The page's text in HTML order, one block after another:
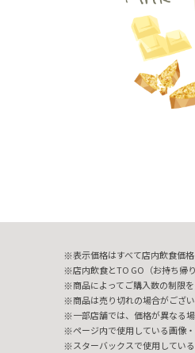
表示価格はすべて店内飲食価格
店内飲食とTO GO（お持ち帰
商品によってご購入数の制限
商品は売り切れの場合がござい
一部店舗では、価格が異なる
ページ内で使用している画像
スターバックスで使用してい